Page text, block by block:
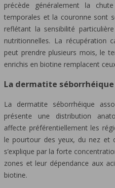
précède généralement la
temporales et la couronne sont
reflétant la sensibilité
nutritionnelles. La récupération
peut prendre plusieurs mois, le
enrichis en biotine remplacent
La dermatite
La dermatite séborrhéique
présente une distribution
affecte préférentiellement les
le pourtour des yeux, du nez et
s’explique par la forte
zones et leur dépendance aux
biotine.